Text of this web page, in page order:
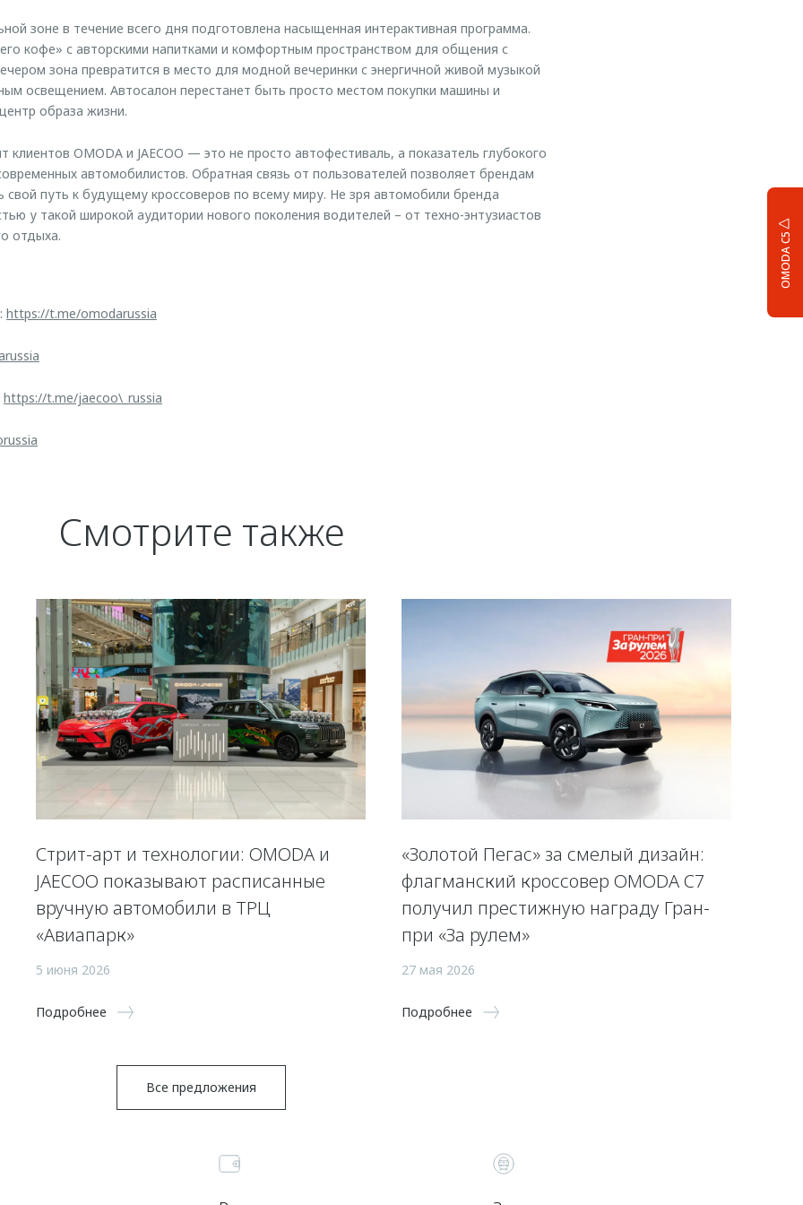
OMODA C5
зоне в течение всего дня подготовлена насыщенная интерактивная программа.
кофе» с авторскими напитками и комфортным пространством для общения с
зона превратится в место для модной вечеринки с энергичной живой музыкой
освещением. Автосалон перестанет быть просто местом покупки машины и
образа жизни.
OMODA и JAECOO — это не просто автофестиваль, а показатель глубокого
автомобилистов. Обратная связь от пользователей позволяет брендам
свой путь к будущему кроссоверов по всему миру. Не зря автомобили бренда
у такой широкой аудитории нового поколения водителей – от техно-энтузиастов
отдыха.
https://t.me/omodarussia
https://t.me/jaecoo\_russia
Смотрите также
Стрит-арт и технологии: OMODA и
JAECOO показывают расписанные
вручную автомобили в ТРЦ
«Авиапарк»
5 июня 2026
Подробнее
«Золотой Пегас» за смелый дизайн:
флагманский кроссовер OMODA C7
получил престижную награду Гран-
при «За рулем»
27 мая 2026
Подробнее
Все предложения